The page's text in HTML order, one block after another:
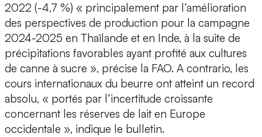
2022 (-4,7 %) « principalement par l’amélioration
des perspectives de production pour la campagne
2024-2025 en Thaïlande et en Inde, à la suite de
précipitations favorables ayant profité aux cultures
de canne à sucre », précise la FAO. A contrario, les
cours internationaux du beurre ont atteint un record
absolu, « portés par l’incertitude croissante
concernant les réserves de lait en Europe
occidentale », indique le bulletin.